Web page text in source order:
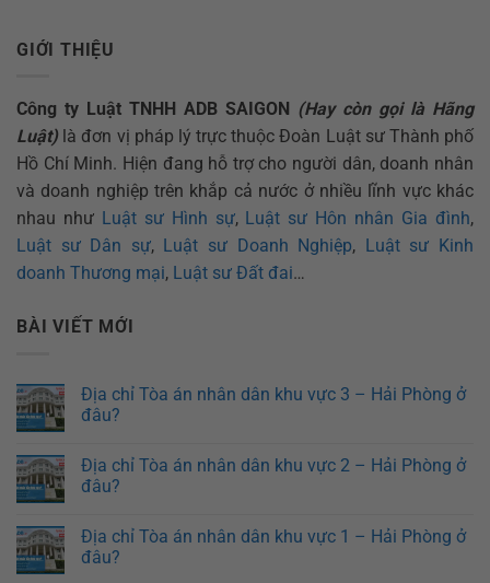
GIỚI THIỆU
Công ty Luật TNHH ADB SAIGON
(Hay còn gọi là Hãng
Luật) là đơn vị pháp lý trực thuộc Đoàn Luật sư Thành phố
Hồ Chí Minh. Hiện đang hỗ trợ cho người dân, doanh nhân
và doanh nghiệp trên khắp cả nước ở nhiều lĩnh vực khác
nhau như Luật sư Hình sự, Luật sư Hôn nhân Gia đình,
Luật sư Dân sự, Luật sư Doanh Nghiệp,
Luật sư Kinh
doanh Thương mại, Luật sư Đất đai…
BÀI VIẾT MỚI
Địa chỉ Tòa án nhân dân khu vực 3 – Hải Phòng ở
đâu?
Địa chỉ Tòa án nhân dân khu vực 2 – Hải Phòng ở
đâu?
Địa chỉ Tòa án nhân dân khu vực 1 – Hải Phòng ở
đâu?